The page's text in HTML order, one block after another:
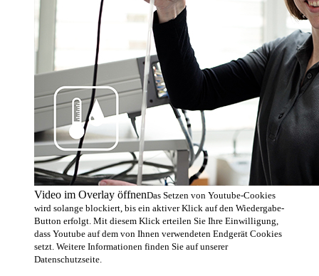
Video im Overlay öffnenDas Setzen von Youtube-Cookies
wird solange blockiert, bis ein aktiver Klick auf den Wiedergabe-
Button erfolgt. Mit diesem Klick erteilen Sie Ihre Einwilligung,
dass Youtube auf dem von Ihnen verwendeten Endgerät Cookies
setzt. Weitere Informationen finden Sie auf unserer
Datenschutzseite.